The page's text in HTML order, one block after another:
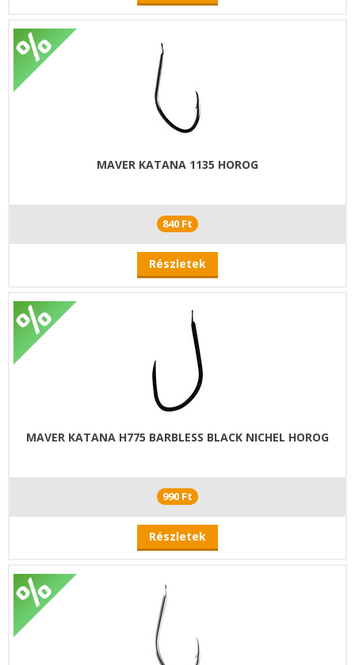
MAVER KATANA 1135 HOROG
840 Ft
Részletek
MAVER KATANA H775 BARBLESS BLACK NICHEL HOROG
990 Ft
Részletek